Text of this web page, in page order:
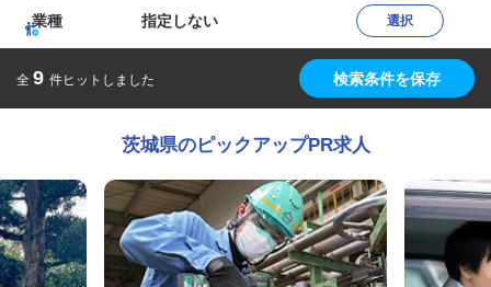
業種 指定しない 選択
全 9 件ヒットしました 検索条件を保存
茨城県のピックアップPR求人